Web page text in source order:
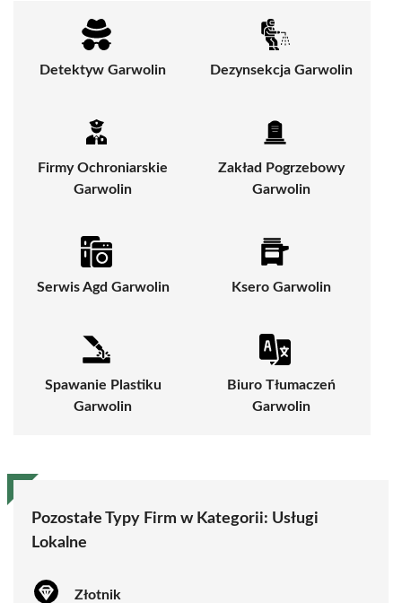
Detektyw Garwolin Dezynsekcja Garwolin
Firmy Ochroniarskie
Garwolin
Zakład Pogrzebowy
Garwolin
Serwis Agd Garwolin Ksero Garwolin
Spawanie Plastiku
Garwolin
Biuro Tłumaczeń
Garwolin
Pozostałe Typy Firm w Kategorii: Usługi
Lokalne
Złotnik